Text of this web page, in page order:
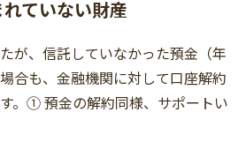
ていない財産
が、信託していなかった預金（年
合も、金融機関に対して口座解約
。① 預金の解約同様、サポートい